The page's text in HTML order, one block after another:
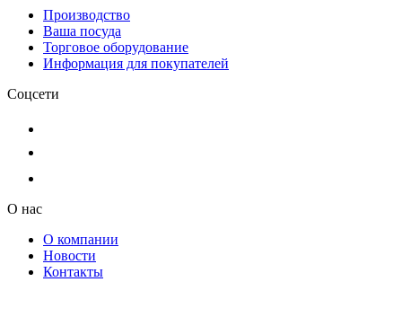
Производство
Ваша посуда
Торговое оборудование
Информация для покупателей
Соцсети
О нас
О компании
Новости
Контакты